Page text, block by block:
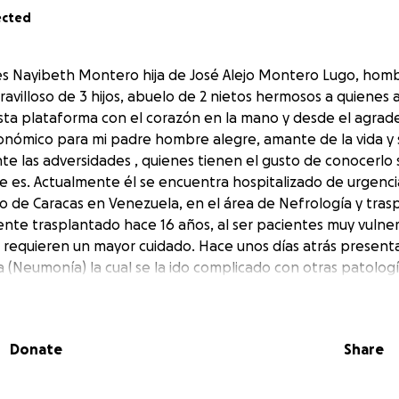
Nayibeth Montero hija de José Alejo Montero Lugo,
de 3 hijos, abuelo de 2 nietos hermosos a quienes
plataforma con el corazón en la mano y desde el
para mi padre hombre alegre, amante de la vida
las adversidades , quienes tienen el gusto de conocerlo
es. Actualmente él se encuentra hospitalizado de
de Caracas en Venezuela, en el área de Nefrología y
trasplantado hace 16 años, al ser pacientes muy
un mayor cuidado. Hace unos días atrás
(Neumonía) la cual se la ido complicado con otras
trastorno de la conducción cardiaca.
Donate Share